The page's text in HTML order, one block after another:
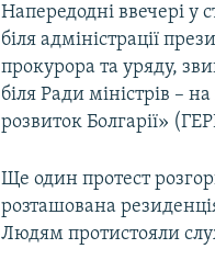
Напередодні ввечері у
біля адміністрації
прокурора та уряду,
біля Ради міністрів –
розвиток Болгарії»
Ще один протест
розташована
Людям протистояли